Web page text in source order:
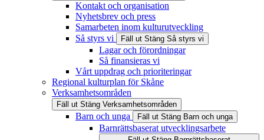
Kontakt och organisation
Nyhetsbrev och press
Samarbeten inom kulturutveckling
Så styrs vi
Fäll ut Stäng Så styrs vi
Lagar och förordningar
Så finansieras vi
Vårt uppdrag och prioriteringar
Regional kulturplan för Skåne
Verksamhetsområden
Fäll ut Stäng Verksamhetsområden
Barn och unga Fäll ut Stäng Barn och unga
Barnrättsbaserat utvecklingsarbete